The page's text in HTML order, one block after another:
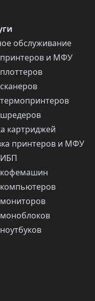
обслуживание
и МФУ
картриджей
принтеров и МФУ